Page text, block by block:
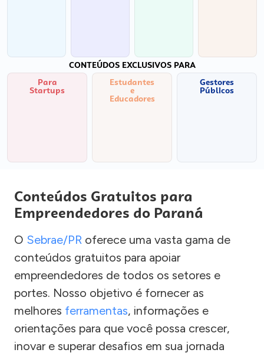
CONTEÚDOS EXCLUSIVOS PARA
Para
Startups
Estudantes
e
Educadores
Gestores
Públicos
Conteúdos Gratuitos para
Empreendedores do Paraná
O Sebrae/PR oferece uma vasta gama de
conteúdos gratuitos para apoiar
empreendedores de todos os setores e
portes. Nosso objetivo é fornecer as
melhores ferramentas, informações e
orientações para que você possa crescer,
inovar e superar desafios em sua jornada